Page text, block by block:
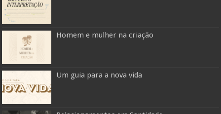
Homem e mulher na criação
Um guia para a nova vida